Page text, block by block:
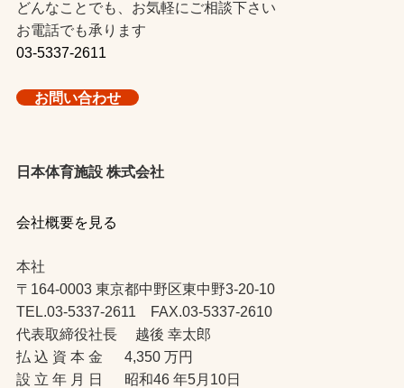
どんなことでも、お気軽にご相談下さい
お電話でも承ります
03-5337-2611
お問い合わせ
日本体育施設 株式会社
会社概要を見る
本社
〒164-0003 東京都中野区東中野3-20-10
TEL.03-5337-2611 FAX.03-5337-2610
代表取締役社長 越後 幸太郎
払 込 資 本 金 4,350 万円
設 立 年 月 日 昭和46 年5月10日